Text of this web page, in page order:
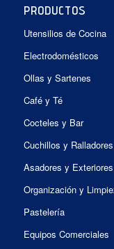
PRODUCTOS
Utensilios de Cocina
Electrodomésticos
Ollas y Sartenes
Café y Té
Cocteles y Bar
Cuchillos y Ralladores
Asadores y Exteriores
Organización y
Pastelería
Equipos Comerciales